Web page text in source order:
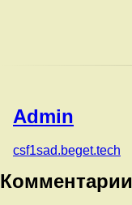
Admin
csf1sad.beget.tech
Комментарии